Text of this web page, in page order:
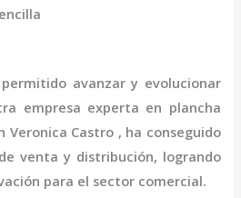
avanzar y evolucionar
empresa experta en plancha
Veronica Castro , ha conseguido
venta y distribución, logrando
para el sector comercial.